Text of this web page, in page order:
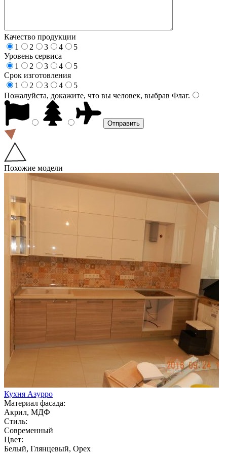
Качество продукции
1
2 3 4
5
Уровень сервиса
1
2 3 4
5
Срок изготовления
1
2 3 4
5
Пожалуйста, докажите, что вы человек, выбрав Флаг.
Похожие модели
Кухня Азурро
Материал фасада:
Акрил, МДФ
Стиль:
Современный
Цвет:
Белый, Глянцевый, Орех